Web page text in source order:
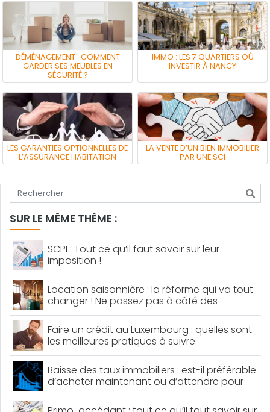
DÉMÉNAGEMENT : COMMENT
GARDER SES MEUBLES EN
SÉCURITÉ ?
IMMO : LES 7 QUARTIERS OÙ
INVESTIR À NANCY
LES GARANTIES OPTIONNELLES DE
L’ASSURANCE HABITATION
LA VENTE D’UN BIEN IMMOBILIER
PAR UNE SCI
Tapez votre recherche
SUR LE MÊME THÈME :
SCPI : Tout ce qu’il faut savoir sur leur
imposition !
Location saisonnière : la réforme qui va tout
changer ! Ne passez pas à côté des
dernières nouveautés
Faire un crédit au Luxembourg : quelles sont
les meilleures pratiques à suivre
Baisse des taux immobiliers : est-il préférable
d’acheter maintenant ou d’attendre pour
obtenir un meilleur crédit ?